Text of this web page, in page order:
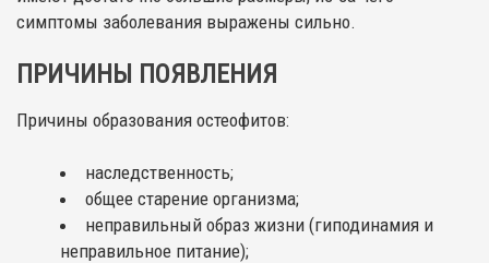
симптомы заболевания выражены сильно.
ПРИЧИНЫ ПОЯВЛЕНИЯ
Причины образования остеофитов:
наследственность;
общее старение организма;
неправильный образ жизни (гиподинамия и
неправильное питание);